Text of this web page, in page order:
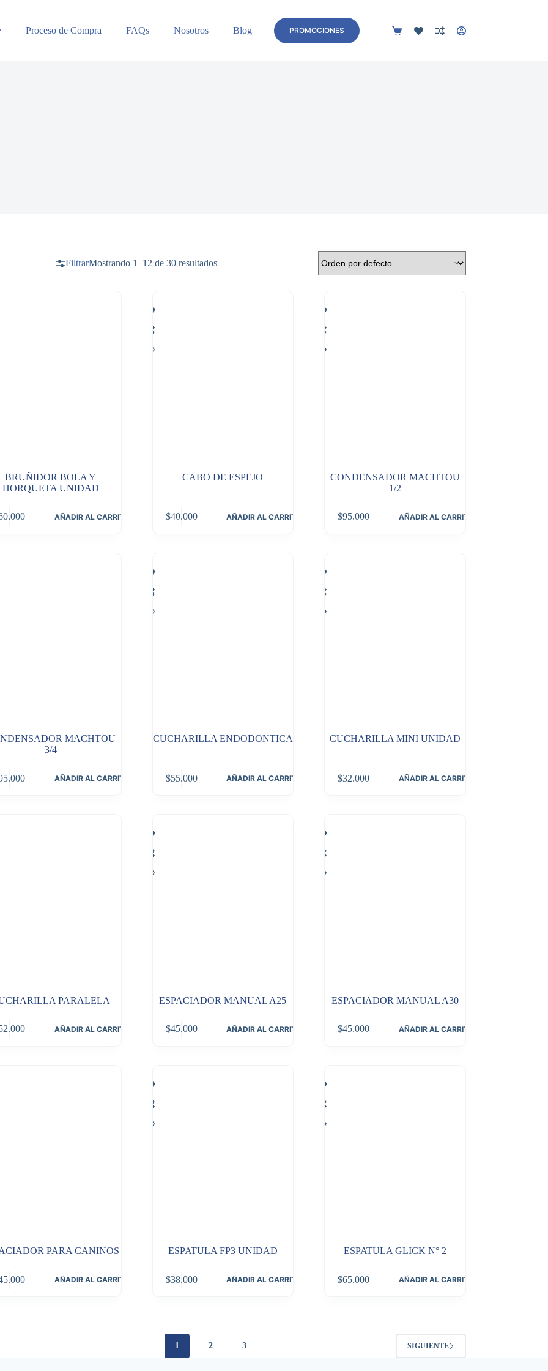
Proceso de Compra FAQs Nosotros Blog Contacto
PROMOCIONES
Carro
FiltrarMostrando 1–12 de 30 resultados
BRUÑIDOR BOLA Y
HORQUETA UNIDAD
AÑADIR AL CARRITO
CABO DE ESPEJO
$40.000 AÑADIR AL CARRITO
CONDENSADOR MACHTOU
1/2
$95.000 AÑADIR AL CARRITO
MACHTOU
3/4
AÑADIR AL CARRITO
CUCHARILLA ENDODONTICA
$55.000 AÑADIR AL CARRITO
CUCHARILLA MINI UNIDAD
$32.000 AÑADIR AL CARRITO
PARALELA
AÑADIR AL CARRITO
ESPACIADOR MANUAL A25
$45.000 AÑADIR AL CARRITO
ESPACIADOR MANUAL A30
$45.000 AÑADIR AL CARRITO
PARA CANINOS
AÑADIR AL CARRITO
ESPATULA FP3 UNIDAD
$38.000 AÑADIR AL CARRITO
ESPATULA GLICK N° 2
$65.000 AÑADIR AL CARRITO
1 2 3 SIGUIENTE